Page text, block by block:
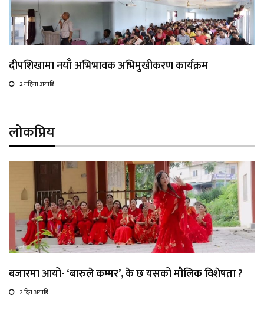
दीपशिखामा नयाँ अभिभावक अभिमुखीकरण कार्यक्रम
2 महिना अगाडि
लोकप्रिय
बजारमा आयो- ‘बारुले कम्मर’, के छ यसको मौलिक विशेषता ?
2 दिन अगाडि